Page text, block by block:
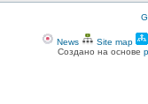
News Site map
Создано на основе